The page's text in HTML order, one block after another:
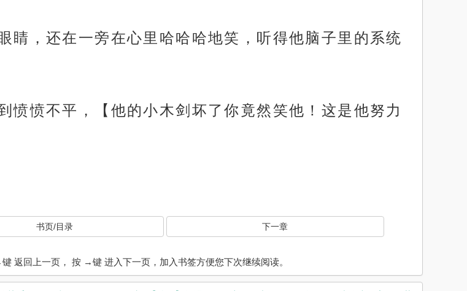
睛，还在一旁在心里哈哈哈地笑，听得他脑子里的系统
愤愤不平，【他的小木剑坏了你竟然笑他！这是他努力
书页/目录 下一章
返回上一页， 按 →键 进入下一页，加入书签方便您下次继续阅读。